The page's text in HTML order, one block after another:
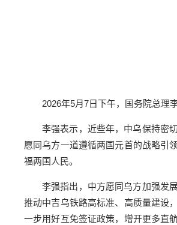
2026年5月7日下午，国务院总理
李强表示，近些年，中乌保持密
愿同乌方一道遵循两国元首的战略引
福两国人民。
李强指出，中方愿同乌方加强发
推动中吉乌铁路高标准、高质量建设
一步用好互免签证政策，增开更多直